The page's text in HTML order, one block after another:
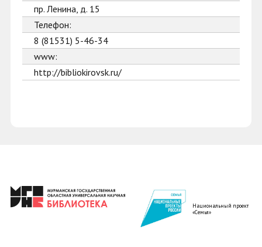
пр. Ленина, д. 15
Телефон:
8 (81531) 5-46-34
www:
http://bibliokirovsk.ru/
Национальный проект
«Семья»